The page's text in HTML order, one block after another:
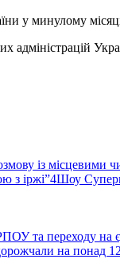
у минулому
із
з іржі”4Шоу
та переходу на
на понад